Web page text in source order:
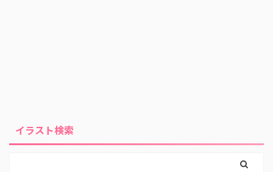
イラスト検索